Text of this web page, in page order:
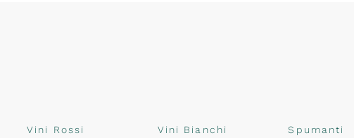
Vini Rossi Vini Bianchi Spumanti